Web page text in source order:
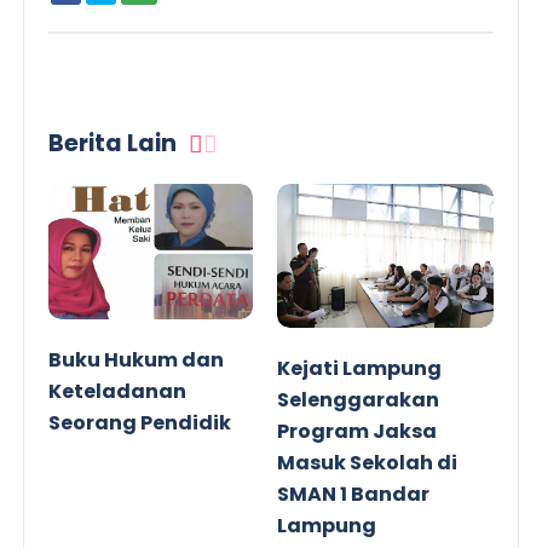
Berita Lain
Buku Hukum dan
Keteladanan
Seorang Pendidik
Kejati Lampung
Selenggarakan
Program Jaksa
Masuk Sekolah di
SMAN 1 Bandar
Lampung